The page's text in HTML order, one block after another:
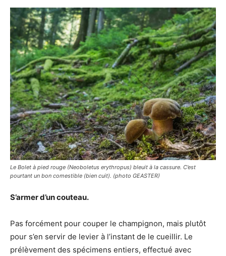
Le Bolet à pied rouge (Neoboletus erythropus) bleuit à la cassure. C’est
pourtant un bon comestible (bien cuit). (photo GEASTER)
S’armer d’un couteau.
Pas forcément pour couper le champignon, mais plutôt
pour s’en servir de levier à l’instant de le cueillir. Le
prélèvement des spécimens entiers, effectué avec